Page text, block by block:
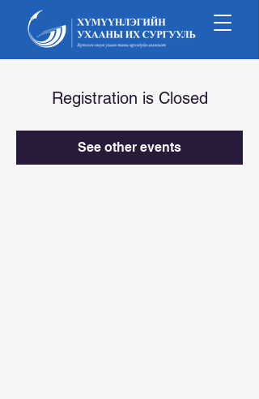
Registration is Closed
See other events